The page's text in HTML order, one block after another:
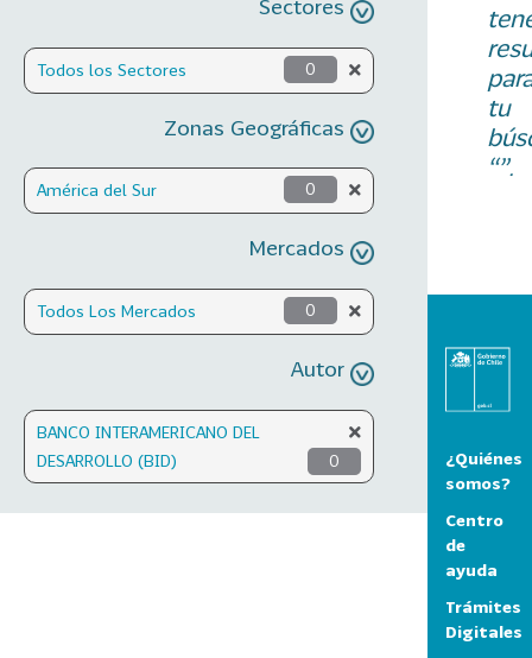
Sectores
Todos los Sectores 0
Zonas Geográficas
América del Sur 0
Mercados
Todos Los Mercados 0
Autor
BANCO INTERAMERICANO DEL
DESARROLLO (BID)
0
tu
“”.
¿Quiénes
somos?
Centro
de
ayuda
Trámites
Digitales